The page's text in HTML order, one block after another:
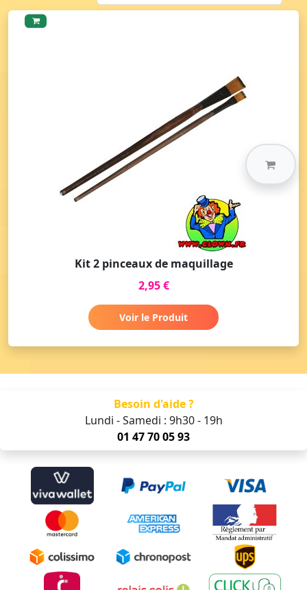
Kit 2 pinceaux de maquillage
2,95 €
Voir le Produit
Besoin d'aide ?
Lundi - Samedi : 9h30 - 19h
01 47 70 05 93